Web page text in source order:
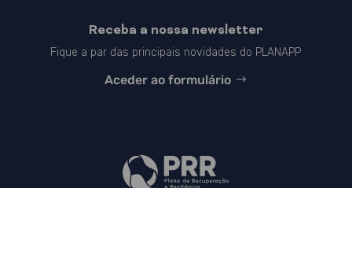
Receba a nossa newsletter
Fique a par das principais novidades do PLANAPP
Aceder ao formulário